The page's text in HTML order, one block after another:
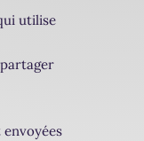
utilise
partager